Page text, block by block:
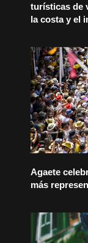
turísticas de
la costa y el
Agaete
más